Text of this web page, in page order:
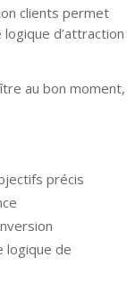
clients permet
d’attraction
au bon moment,
précis
logique de